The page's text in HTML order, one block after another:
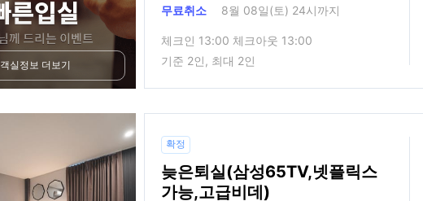
객실정보 더보기
무료취소 8월 08일(토) 24시까지
체크인 13:00 체크아웃 13:00
기준 2인, 최대 2인
확정
늦은퇴실(삼성65TV,넷플릭스
가능,고급비데)